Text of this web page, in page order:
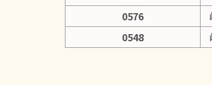
0576
0548